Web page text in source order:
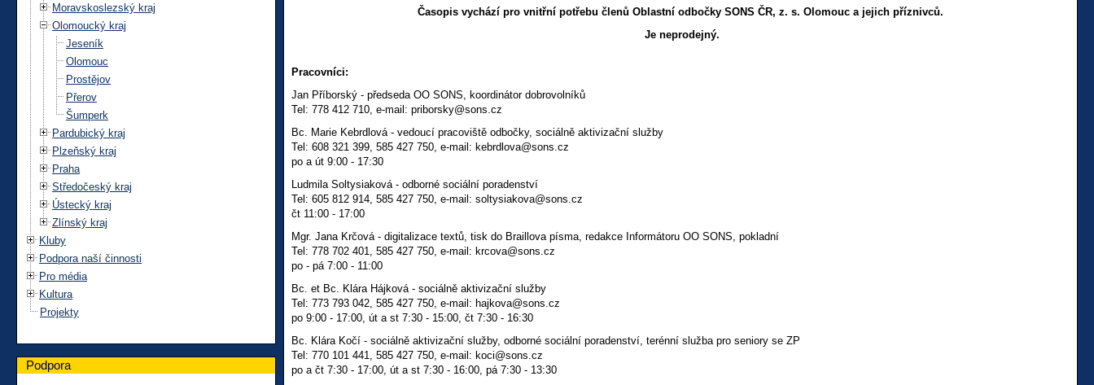
Moravskoslezský kraj
Olomoucký kraj
Jeseník
Olomouc
Prostějov
Přerov
Šumperk
Pardubický kraj
Plzeňský kraj
Praha
Středočeský kraj
Ústecký kraj
Zlínský kraj
Kluby
Podpora naší činnosti
Pro média
Kultura
Projekty
Časopis vychází pro vnitřní potřebu členů Oblastní odbočky SONS ČR, z. s. Olomouc a jejich příznivců.
Je neprodejný.
Pracovníci:
Jan Příborský - předseda OO SONS, koordinátor dobrovolníků
Tel: 778 412 710, e-mail: priborsky@sons.cz
Bc. Marie Kebrdlová - vedoucí pracoviště odbočky, sociálně aktivizační služby
Tel: 608 321 399, 585 427 750, e-mail: kebrdlova@sons.cz
po a út 9:00 - 17:30
Ludmila Soltysiaková - odborné sociální poradenství
Tel: 605 812 914, 585 427 750, e-mail: soltysiakova@sons.cz
čt 11:00 - 17:00
Mgr. Jana Krčová - digitalizace textů, tisk do Braillova písma, redakce Informátoru OO SONS, pokladní
Tel: 778 702 401, 585 427 750, e-mail: krcova@sons.cz
po - pá 7:00 - 11:00
Bc. et Bc. Klára Hájková - sociálně aktivizační služby
Tel: 773 793 042, 585 427 750, e-mail: hajkova@sons.cz
po 9:00 - 17:00, út a st 7:30 - 15:00, čt 7:30 - 16:30
Bc. Klára Kočí - sociálně aktivizační služby, odborné sociální poradenství, terénní služba pro seniory se ZP
Tel: 770 101 441, 585 427 750, e-mail: koci@sons.cz
po a čt 7:30 - 17:00, út a st 7:30 - 16:00, pá 7:30 - 13:30
Podpora